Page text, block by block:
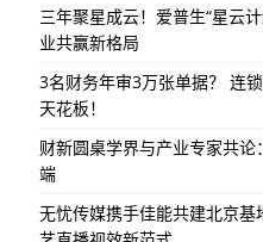
三年聚星成云！爱普生“星云
业共赢新格局
3名财务年审3万张单据？ 连
天花板！
财新圆桌学界与产业专家共
端
无忧传媒携手佳能共建北京基